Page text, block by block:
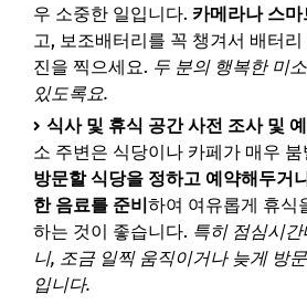
우 소중한 일입니다. 카메라나 스
고, 보조배터리를 꼭 챙겨서 배터
진을 찍으세요. 두 분의 행복한 미
있도록요.
식사 및 휴식 공간 사전 조사 및
소 주변은 식당이나 카페가 매우
방문할 식당을 정하고 예약해두거
한 음료를 준비하여 여유롭게 휴식
하는 것이 좋습니다. 특히 점심시
니, 조금 일찍 움직이거나 늦게 방
입니다.